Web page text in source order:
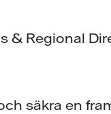
& Regional
säkra en